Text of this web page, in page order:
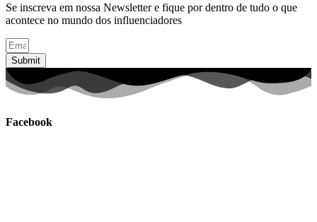
Se inscreva em nossa Newsletter e fique por dentro de tudo o que
acontece no mundo dos influenciadores
Submit
Facebook